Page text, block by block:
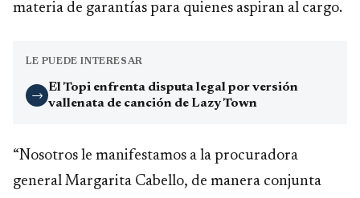
materia de garantías para quienes aspiran al cargo.
LE PUEDE INTERESAR
→
El Topi enfrenta disputa legal por versión
vallenata de canción de Lazy Town
“Nosotros le manifestamos a la procuradora
general Margarita Cabello, de manera conjunta